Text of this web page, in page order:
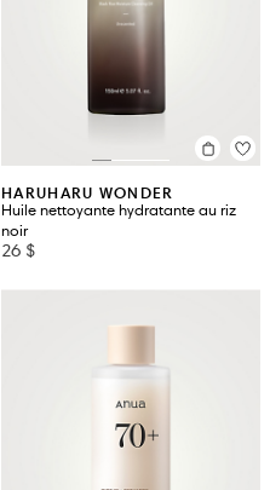
HARUHARU WONDER
Huile nettoyante hydratante au riz
noir
26 $